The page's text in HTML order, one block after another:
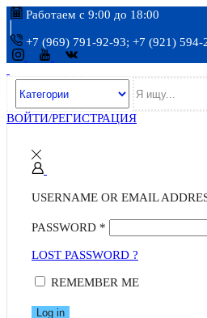
Работаем с 9:00 до 18:00
+7 (969) 791-92-93; +7 (921) 594-
ВОЙТИ/РЕГИСТРАЦИЯ
USERNAME OR EMAIL
PASSWORD *
LOST PASSWORD ?
REMEMBER ME
Log in